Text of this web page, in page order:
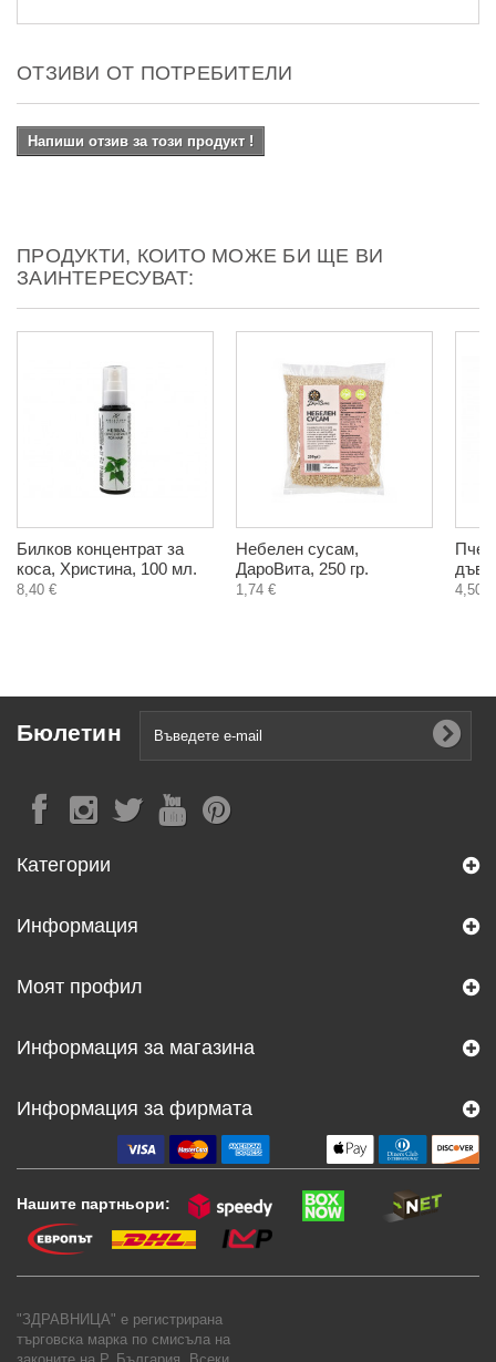
ОТЗИВИ ОТ ПОТРЕБИТЕЛИ
Напиши отзив за този продукт !
ПРОДУКТИ, КОИТО МОЖЕ БИ ЩЕ ВИ
ЗАИНТЕРЕСУВАТ:
Билков концентрат за
коса, Христина, 100 мл.
8,40 €
Небелен сусам,
ДароВита, 250 гр.
1,74 € 4,50 €
Бюлетин
Категории
Информация
Моят профил
Информация за магазина
Информация за фирмата
Нашите партньори:
"ЗДРАВНИЦА" е регистрирана
търговска марка по смисъла на